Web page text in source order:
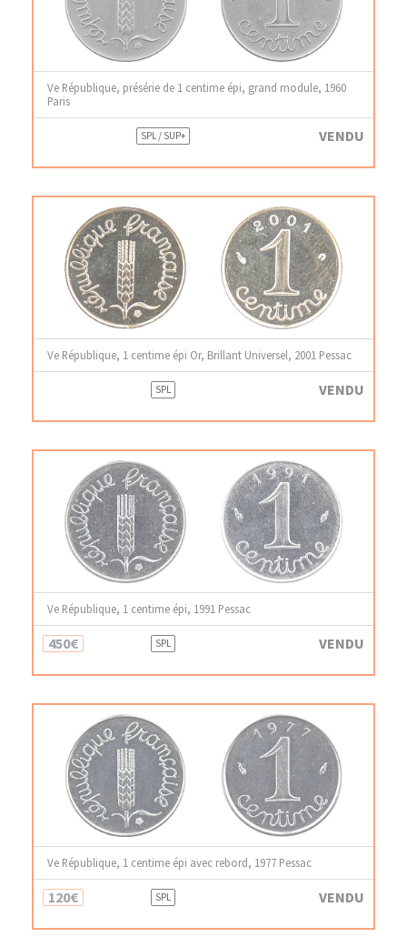
Ve République, présérie de 1 centime épi, grand module, 1960
Paris
SPL / SUP+ VENDU
Ve République, 1 centime épi Or, Brillant Universel, 2001 Pessac
SPL VENDU
Ve République, 1 centime épi, 1991 Pessac
450€ SPL VENDU
Ve République, 1 centime épi avec rebord, 1977 Pessac
120€ SPL VENDU